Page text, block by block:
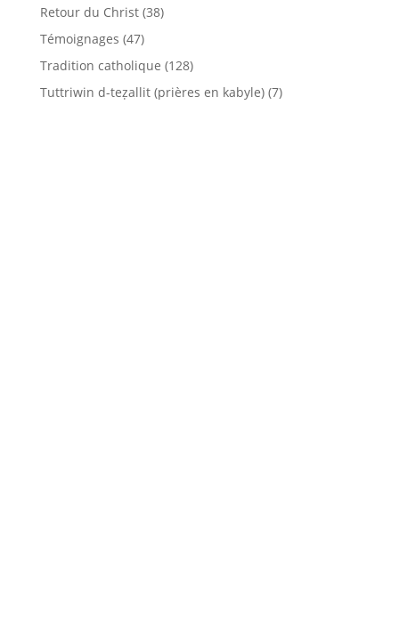
Retour du Christ(38)
Témoignages (47)
Tradition catholique (128)
Tuttriwin d-teẓallit (prières en kabyle)(7)